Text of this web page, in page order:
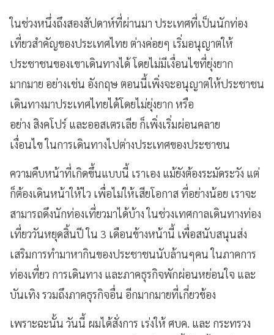
ในช่วงหนึ่งถึงสองสัปดาห์ที่ผ่านมา ประเทศที่เป็นนักท่อง
เที่ยวสำคัญของประเทศไทย ต่างค่อยๆ เริ่มอนุญาตให้
ประชาชนของเขาเดินทางได้ โดยไม่มีเงื่อนไขที่ยุ่งยาก
มากมาย อย่างเช่น อังกฤษ ตอนนี้เพิ่งจะอนุญาตให้ประชาชน
เดินทางมาประเทศไทยได้โดยไม่ยุ่งยาก หรือ
อย่าง สิงคโปร์ และออสเตรเลีย ก็เพิ่งเริ่มผ่อนคลาย
เงื่อนไข ในการเดินทางไปต่างประเทศของประชาชน
ความคืบหน้าที่เกิดขึ้นแบบนี้ เราเอง แม้ยังต้องระมัดระวัง แต่
ก็ต้องเดินหน้าให้ไว เพื่อไม่ให้เสียโอกาส ที่อย่างน้อย เราจะ
สามารถดึงนักท่องเที่ยวมาได้บ้าง ในช่วงเทศกาลเดินทางท่อง
เที่ยววันหยุดสิ้นปี ใน 3 เดือนข้างหน้านี้ เพื่อสนับสนุนส่ง
เสริมการทำมาหากินของประชาชนนับล้านๆคน ในภาคการ
ท่องเที่ยว การเดินทาง และภาคธุรกิจพักผ่อนหย่อนใจ และ
บันเทิง รวมถึงภาคธุรกิจอื่น อีกมากมายที่เกี่ยวข้อง
เพราะฉะนั้น วันนี้ ผมได้สั่งการ เร่งให้ ศบค. และ กระทรวง